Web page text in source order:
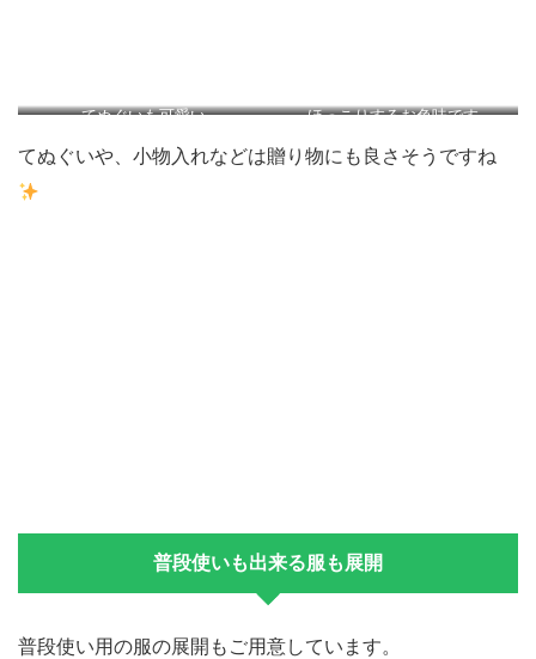
てぬぐいも可愛い ほっこりするお色味です
てぬぐいや、小物入れなどは贈り物にも良さそうですね
普段使いも出来る服も展開
普段使い用の服の展開もご用意しています。